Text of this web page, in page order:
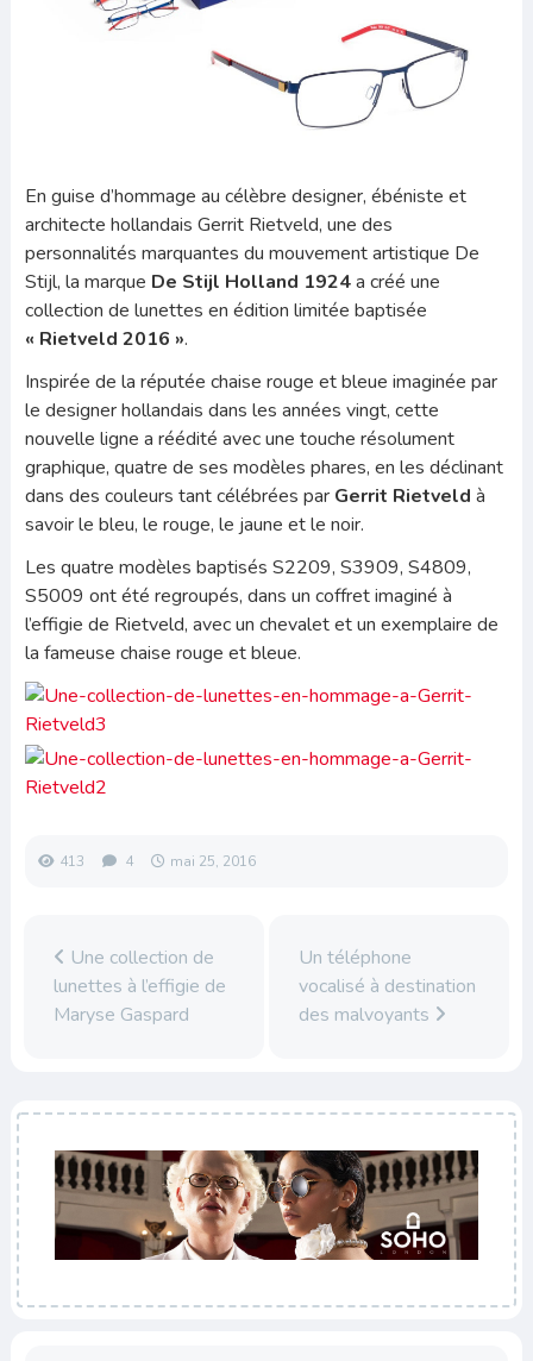
En guise d’hommage au célèbre designer, ébéniste et
architecte hollandais Gerrit Rietveld, une des
personnalités marquantes du mouvement artistique De
Stijl, la marque De Stijl Holland 1924a créé une
collection de lunettes en édition limitée baptisée
« Rietveld 2016 ».
Inspirée de la réputée chaise rouge et bleue imaginée par
le designer hollandais dans les années vingt, cette
nouvelle ligne a réédité avec une touche résolument
graphique, quatre de ses modèles phares, en les déclinant
dans des couleurs tant célébrées par Gerrit Rietveld à
savoir le bleu, le rouge, le jaune et le noir.
Les quatre modèles baptisés S2209, S3909, S4809,
S5009 ont été regroupés, dans un coffret imaginé à
l’effigie de Rietveld, avec un chevalet et un exemplaire de
la fameuse chaise rouge et bleue.
413 4 mai 25, 2016
Une collection de
lunettes à l’effigie de
Maryse Gaspard
Un téléphone
vocalisé à destination
des malvoyants